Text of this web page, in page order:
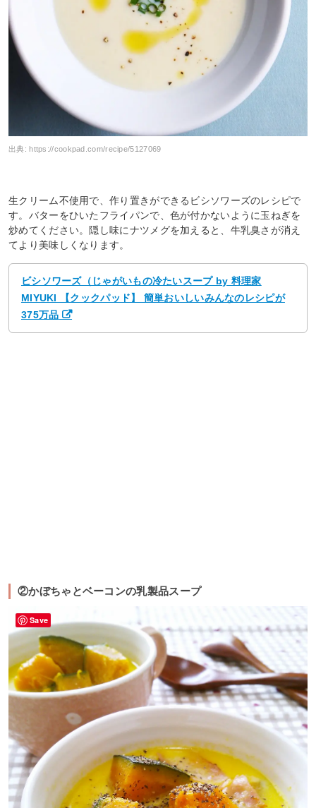
出典:https://cookpad.com/recipe/5127069
生クリーム不使用で、作り置きができるビシソワーズのレシピで
す。バターをひいたフライパンで、色が付かないように玉ねぎを
炒めてください。隠し味にナツメグを加えると、牛乳臭さが消え
てより美味しくなります。
ビシソワーズ（じゃがいもの冷たいスープ by 料理家
MIYUKI 【クックパッド】 簡単おいしいみんなのレシピが
375万品
②かぼちゃとベーコンの乳製品スープ
Save